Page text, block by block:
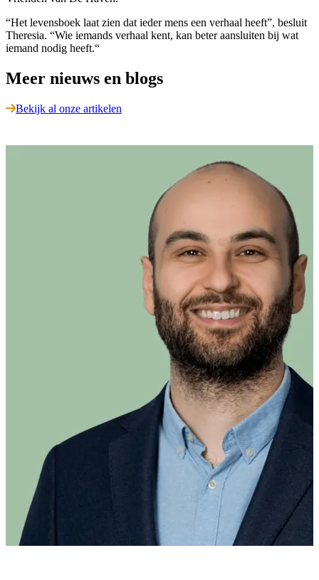
“Het levensboek laat zien dat ieder mens een verhaal heeft”, besluit
Theresia. “Wie iemands verhaal kent, kan beter aansluiten bij wat
iemand nodig heeft.“
Meer nieuws en blogs
Bekijk al onze artikelen